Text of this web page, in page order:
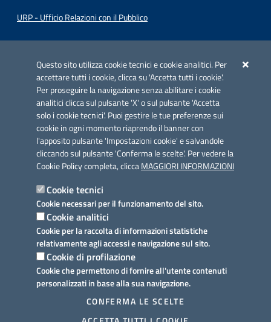
Questo sito utilizza cookie tecnici e cookie analitici. Per
accettare tutti i cookie, clicca su 'Accetta tutti i cookie'.
Per proseguire la navigazione senza abilitare i cookie
analitici clicca sul pulsante 'X' o sul pulsante 'Accetta
solo i cookie tecnici'. Puoi gestire le tue preferenze sui
cookie in ogni momento riaprendo il banner con
l'apposito pulsante 'Impostazioni cookie' e salvandole
cliccando sul pulsante 'Conferma le scelte'. Per vedere la
Cookie Policy completa, cliccaMAGGIORI INFORMAZIONI
Cookie tecnici
Cookie necessari per il funzionamento del sito.
Cookie analitici
Cookie per la raccolta di informazioni statistiche
relativamente agli accessi e navigazione sul sito.
Cookie di profilazione
Cookie che permettono di fornire all'utente contenuti
personalizzati in base alla sua navigazione.
CONFERMA LE SCELTE
URP - Ufficio Relazioni con il Pubblico
Azione 2.3.
Link utili
Informativa privacy
Dichiarazione di accessibilità
Note legali
Domande frequenti
Richiesta assistenza
Prenotazione appuntamento